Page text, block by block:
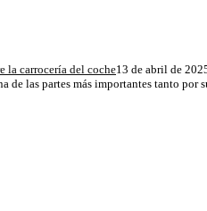
la carrocería del coche13 de abril de
de las partes más importantes tanto